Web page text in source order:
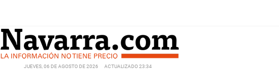
JUEVES, 06 DE AGOSTO DE 2026 ACTUALIZADO 23:34